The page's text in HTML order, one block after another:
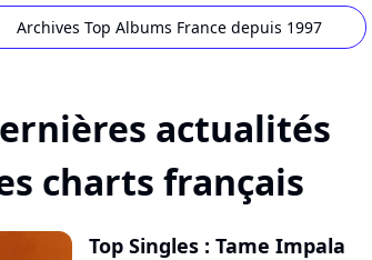
Archives Top Albums France depuis 1997
actualités
charts français
Top Singles : Tame Impala